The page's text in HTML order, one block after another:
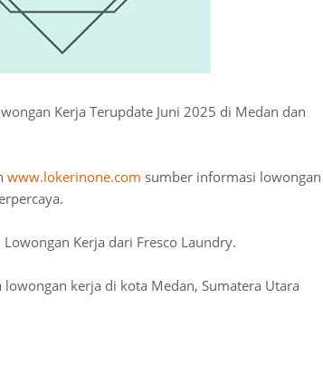
Kerja Terupdate Juni 2025 di Medan dan
www.lokerinone.com sumber informasi lowongan
Kerja dari Fresco Laundry.
kerja di kota Medan, Sumatera Utara